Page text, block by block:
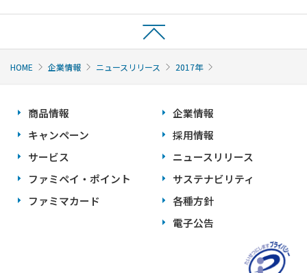
HOME 企業情報 ニュースリリース 2017年
商品情報
キャンペーン
サービス
ファミペイ・ポイント
ファミマカード
企業情報
採用情報
ニュースリリース
サステナビリティ
各種方針
電子公告